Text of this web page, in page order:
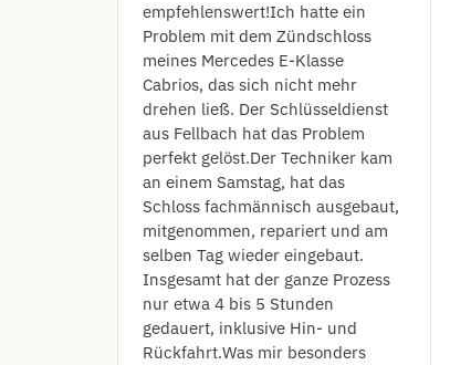
empfehlenswert! ​Ich hatte ein
Problem mit dem Zündschloss
meines Mercedes E-Klasse
Cabrios, das sich nicht mehr
drehen ließ. Der Schlüsseldienst
aus Fellbach hat das Problem
perfekt gelöst. ​Der Techniker kam
an einem Samstag, hat das
Schloss fachmännisch ausgebaut,
mitgenommen, repariert und am
selben Tag wieder eingebaut.
Insgesamt hat der ganze Prozess
nur etwa 4 bis 5 Stunden
gedauert, inklusive Hin- und
Rückfahrt. ​Was mir besonders